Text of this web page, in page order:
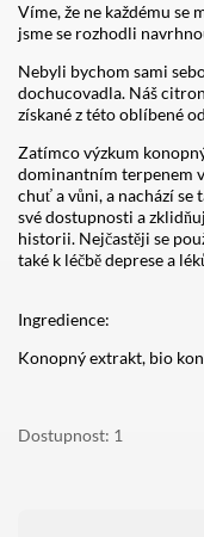
Víme, že ne každému se
jsme se rozhodli
Nebyli bychom sami
dochucovadla. Náš
získané z této oblíbené
Zatímco výzkum
dominantním terpenem
chuť a vůni, a nachází se
své dostupnosti a
historii. Nejčastěji se
také k léčbě deprese a
Ingredience:
Konopný extrakt, bio
Dostupnost 1